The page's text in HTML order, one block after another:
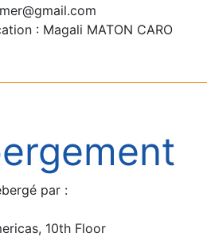
: Magali MATON CARO
par :
10th Floor